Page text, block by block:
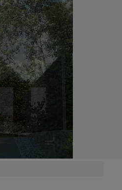
Consent Manager
HILFE